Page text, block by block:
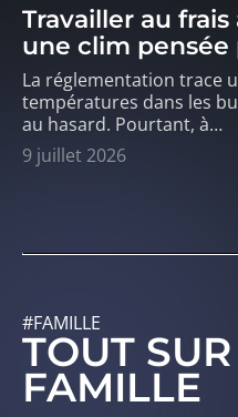
Travailler au
une clim pensée
La réglementation trace
températures dans les
au hasard. Pourtant, à…
9 juillet 2026
#FAMILLE
TOUT
FAMILLE